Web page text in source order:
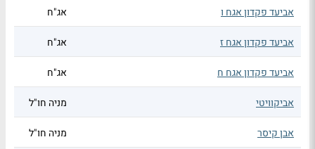
אביעד פקדון אגח ו אג"ח
אביעד פקדון אגח ז אג"ח
אביעד פקדון אגח ח אג"ח
אביקוויטי מניה חו"ל
אבן קיסר מניה חו"ל